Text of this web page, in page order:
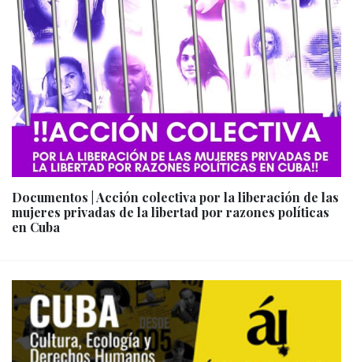
Documentos | Acción colectiva por la liberación de las
mujeres privadas de la libertad por razones políticas
en Cuba